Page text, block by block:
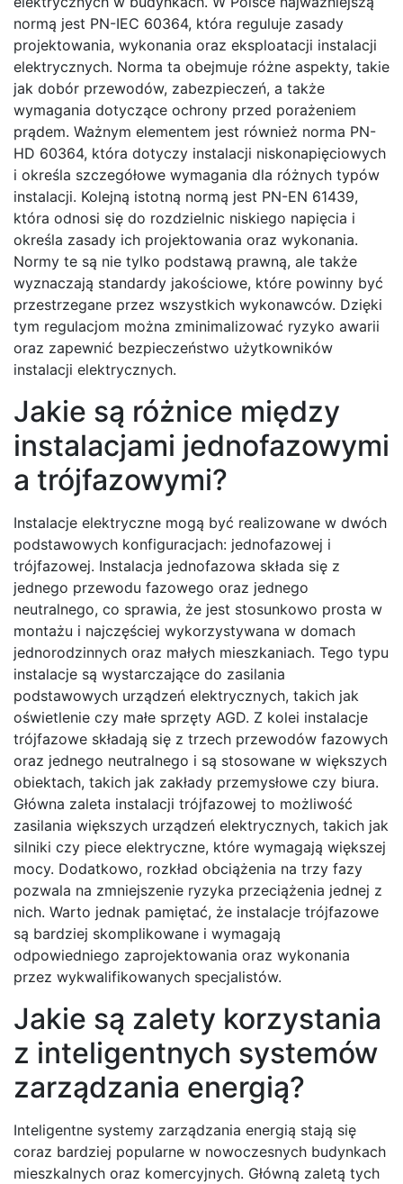
normą jest PN-IEC 60364, która reguluje zasady
projektowania, wykonania oraz eksploatacji instalacji
elektrycznych. Norma ta obejmuje różne aspekty, takie
jak dobór przewodów, zabezpieczeń, a także
wymagania dotyczące ochrony przed porażeniem
prądem. Ważnym elementem jest również norma PN-
HD 60364, która dotyczy instalacji niskonapięciowych
i określa szczegółowe wymagania dla różnych typów
instalacji. Kolejną istotną normą jest PN-EN 61439,
która odnosi się do rozdzielnic niskiego napięcia i
określa zasady ich projektowania oraz wykonania.
Normy te są nie tylko podstawą prawną, ale także
wyznaczają standardy jakościowe, które powinny być
przestrzegane przez wszystkich wykonawców. Dzięki
tym regulacjom można zminimalizować ryzyko awarii
oraz zapewnić bezpieczeństwo użytkowników
instalacji elektrycznych.
Jakie są różnice między
instalacjami jednofazowymi
a trójfazowymi?
Instalacje elektryczne mogą być realizowane w dwóch
podstawowych konfiguracjach: jednofazowej i
trójfazowej. Instalacja jednofazowa składa się z
jednego przewodu fazowego oraz jednego
neutralnego, co sprawia, że jest stosunkowo prosta w
montażu i najczęściej wykorzystywana w domach
jednorodzinnych oraz małych mieszkaniach. Tego typu
instalacje są wystarczające do zasilania
podstawowych urządzeń elektrycznych, takich jak
oświetlenie czy małe sprzęty AGD. Z kolei instalacje
trójfazowe składają się z trzech przewodów fazowych
oraz jednego neutralnego i są stosowane w większych
obiektach, takich jak zakłady przemysłowe czy biura.
Główna zaleta instalacji trójfazowej to możliwość
zasilania większych urządzeń elektrycznych, takich jak
silniki czy piece elektryczne, które wymagają większej
mocy. Dodatkowo, rozkład obciążenia na trzy fazy
pozwala na zmniejszenie ryzyka przeciążenia jednej z
nich. Warto jednak pamiętać, że instalacje trójfazowe
są bardziej skomplikowane i wymagają
odpowiedniego zaprojektowania oraz wykonania
przez wykwalifikowanych specjalistów.
Jakie są zalety korzystania
z inteligentnych systemów
zarządzania energią?
Inteligentne systemy zarządzania energią stają się
coraz bardziej popularne w nowoczesnych budynkach
mieszkalnych oraz komercyjnych. Główną zaletą tych